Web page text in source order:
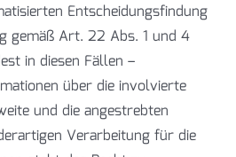
Entscheidungsfindung
gemäß Art. 22 Abs. 1 und 4
in diesen Fällen –
über die involvierte
und die angestrebten
Verarbeitung für die